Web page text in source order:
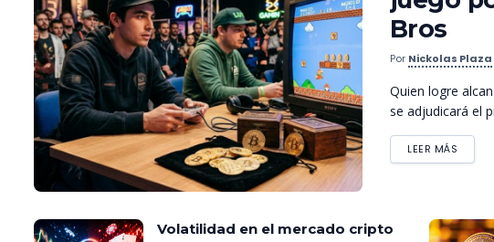
Bros
Por Nickolas Plaza
Quien logre
se adjudicará el
LEER MÁS
Volatilidad en el mercado cripto